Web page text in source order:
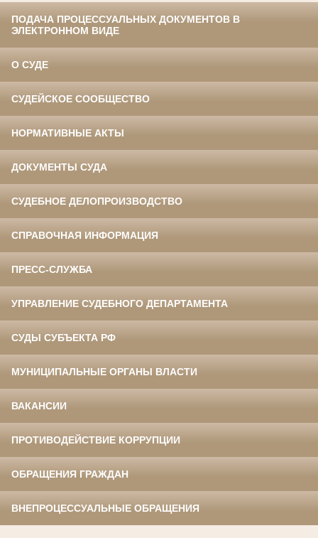
ПОДАЧА ПРОЦЕССУАЛЬНЫХ ДОКУМЕНТОВ В
ЭЛЕКТРОННОМ ВИДЕ
О СУДЕ
СУДЕЙСКОЕ СООБЩЕСТВО
НОРМАТИВНЫЕ АКТЫ
ДОКУМЕНТЫ СУДА
СУДЕБНОЕ ДЕЛОПРОИЗВОДСТВО
СПРАВОЧНАЯ ИНФОРМАЦИЯ
ПРЕСС-СЛУЖБА
УПРАВЛЕНИЕ СУДЕБНОГО ДЕПАРТАМЕНТА
СУДЫ СУБЪЕКТА РФ
МУНИЦИПАЛЬНЫЕ ОРГАНЫ ВЛАСТИ
ВАКАНСИИ
ПРОТИВОДЕЙСТВИЕ КОРРУПЦИИ
ОБРАЩЕНИЯ ГРАЖДАН
ВНЕПРОЦЕССУАЛЬНЫЕ ОБРАЩЕНИЯ